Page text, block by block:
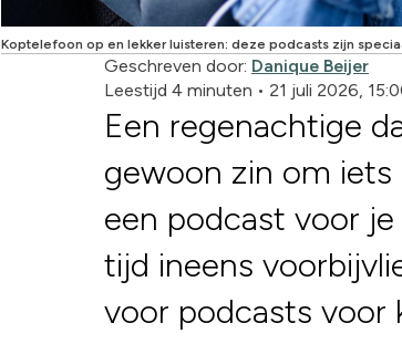
Koptelefoon op en lekker luisteren: deze podcasts zijn
Geschreven door: Danique Beijer
Leestijd 4 minuten • 21 juli 2026,
Een regenachtige
gewoon zin om
een podcast voor
tijd ineens
voor podcasts voor